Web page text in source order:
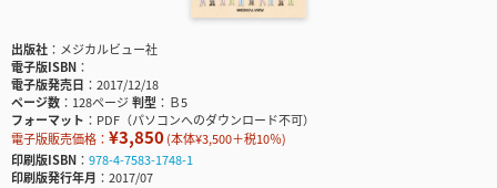
出版社
メジカルビュー社
電子版ISBN
電子版発売日
2017/12/18
ページ数
128ページ判型
Ｂ5
フォーマット
PDF（パソコンへのダウンロード不可）
電子版販売価格： ¥3,850(本体¥3,500＋税10％)
印刷版ISBN
978-4-7583-1748-1
印刷版発行年月
2017/07